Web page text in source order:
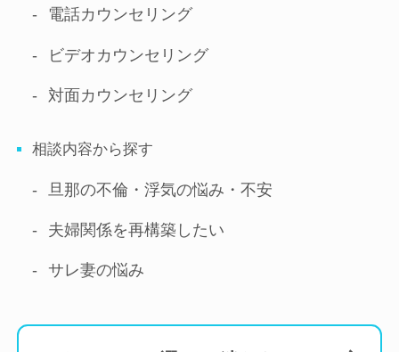
電話カウンセリング
ビデオ カウンセリング
対面カウンセリング
相談内容から探す
旦那の不倫・浮気の悩み・不安
夫婦関係を再構築したい
サレ妻の悩み